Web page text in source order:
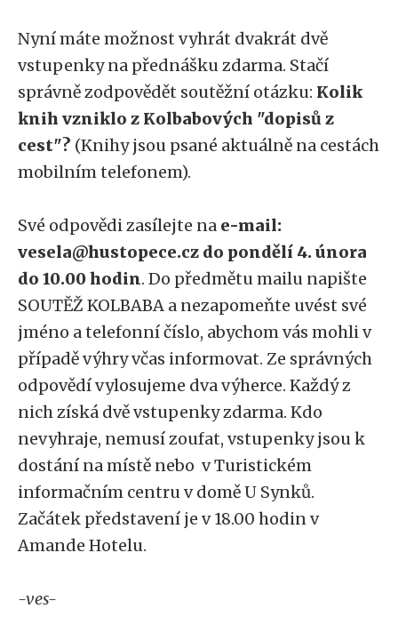
Nyní máte možnost vyhrát dvakrát dvě
vstupenky na přednášku zdarma. Stačí
správně zodpovědět soutěžní otázku: Kolik
knih vzniklo z Kolbabových "dopisů z
cest"? (Knihy jsou psané aktuálně na cestách
mobilním telefonem).
Své odpovědi zasílejte na e-mail:
vesela@hustopece.cz do pondělí 4. února
do 10.00 hodin. Do předmětu mailu napište
SOUTĚŽ KOLBABA a nezapomeňte uvést své
jméno a telefonní číslo, abychom vás mohli v
případě výhry včas informovat. Ze správných
odpovědí vylosujeme dva výherce. Každý z
nich získá dvě vstupenky zdarma. Kdo
nevyhraje, nemusí zoufat, vstupenky jsou k
dostání na místě nebo v Turistickém
informačním centru v domě U Synků.
Začátek představení je v 18.00 hodin v
Amande Hotelu.
-ves-